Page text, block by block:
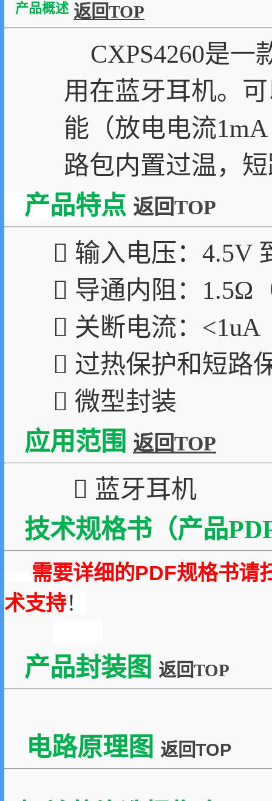
产品概述 返回TOP
CXPS4260是一
用在蓝牙耳机。
能（放电电流
路包内置过温，
产品特点 返回TOP
 输入电压：4.5V
 导通内阻：1.5Ω
 关断电流：<1uA
 过热保护和短路
 微型封装
应用范围 返回TOP
 蓝牙耳机
技术规格书（产品
需要详细的PDF规格书请
术支持！
产品封装图 返回TOP
电路原理图 返回TOP